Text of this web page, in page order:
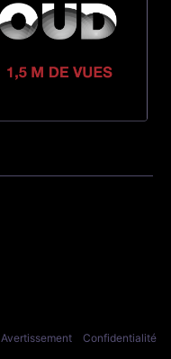
Avertissement
Confidentialité